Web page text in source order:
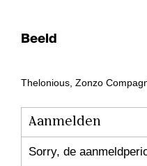
Beeld
Thelonious, Zonzo
Aanmelden
Sorry, de